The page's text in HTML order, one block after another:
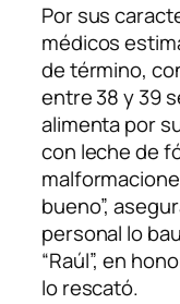
Por sus
médicos
de término,
entre 38 y 39
alimenta por
con leche de
bueno”,
personal lo
“Raúl”, en
lo rescató.